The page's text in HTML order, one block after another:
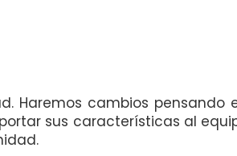
Haremos cambios
sus características al